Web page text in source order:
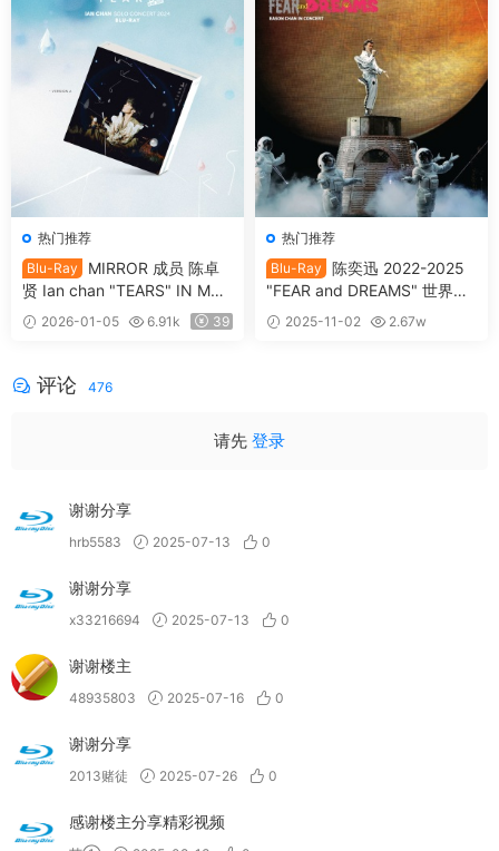
热门推荐
Blu-Ray
MIRROR 成员 陈卓
贤 Ian chan "TEARS" IN MY
SIGHT SOLO CONCERT 202
4 Blu-ray 1080p AVC DTS-H
盘] [BDISO 2BD 46.4GB]
2026-01-05 6.91k 39
热门推荐
Blu-Ray
陈奕迅 2022-2025
"FEAR and DREAMS" 世界巡
迴演唱会 Eason Chan Fear an
d Dreams Live 2025 [BDISO
2025-11-02
2.67w
评论 476
请先 登录
谢谢分享
hrb5583 2025-07-13 0
谢谢分享
x33216694 2025-07-13 0
谢谢楼主
48935803 2025-07-16 0
谢谢分享
2013赌徒 2025-07-26 0
感谢楼主分享精彩视频